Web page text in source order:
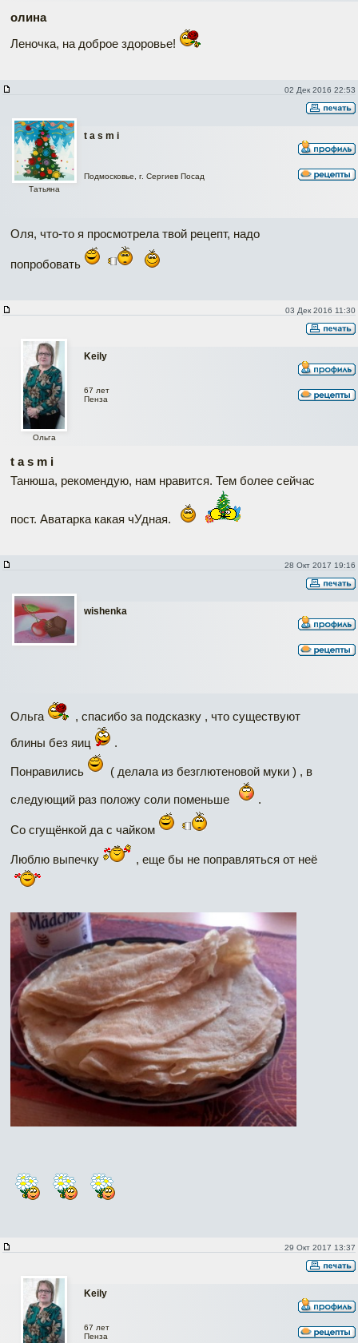
олина
Леночка, на доброе здоровье!
02 Дек 2016 22:53
t a s m i
Татьяна
Подмосковье, г. Сергиев Посад
Оля, что-то я просмотрела твой рецепт, надо
попробовать
03 Дек 2016 11:30
Keily
Ольга
67 лет
Пенза
t a s m i
Танюша, рекомендую, нам нравится. Тем более сейчас
пост. Аватарка какая чУдная.
28 Окт 2017 19:16
wishenka
Ольга
, спасибо за подсказку , что существуют
блины без яиц
.
Понравились ( делала из безглютеновой муки ) , в
следующий раз положу соли поменьше .
Со сгущёнкой да с чайком
Люблю выпечку , еще бы не поправляться от неё
29 Окт 2017 13:37
Keily
67 лет
Пенза